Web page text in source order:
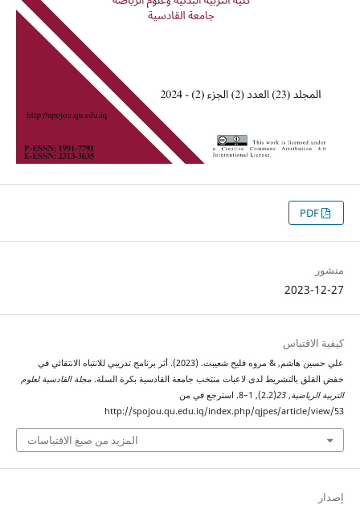
PDF
منشور
2023-12-27
كيفية الاقتباس
علي حسين هاشم, & مروه فليح شعيبث. (2023). أثر برنامج تدريبي للانتباه الانتقائي في
خفض القلق بالتشريط لدى لاعبات منتخب جامعة القادسية بكرة السلة. مجلة القادسية لعلوم
التربية الرياضية,
23
(2.2), 1–8. استرجع في من
http://spojou.qu.edu.iq/index.php/qjpes/article/view/53
المزيد من صيغ الاقتباسات
إصدار